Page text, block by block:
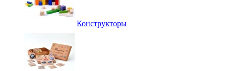
Конструкторы